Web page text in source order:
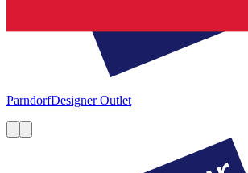
ParndorfDesigner Outlet